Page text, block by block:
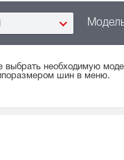
выбрать необходимую
шин в меню.